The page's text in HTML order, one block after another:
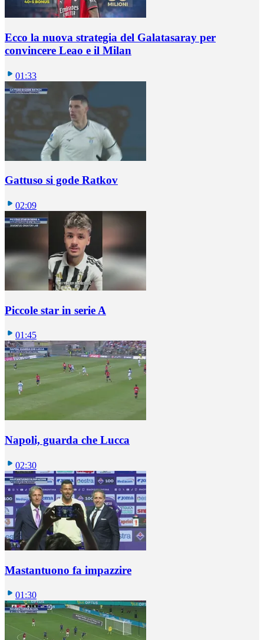
Ecco la nuova strategia del Galatasaray per
convincere Leao e il Milan
01:33
Gattuso si gode Ratkov
02:09
Piccole star in serie A
01:45
Napoli, guarda che Lucca
02:30
Mastantuono fa impazzire
01:30